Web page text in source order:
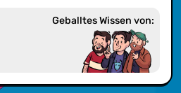
Geballtes Wissen von: